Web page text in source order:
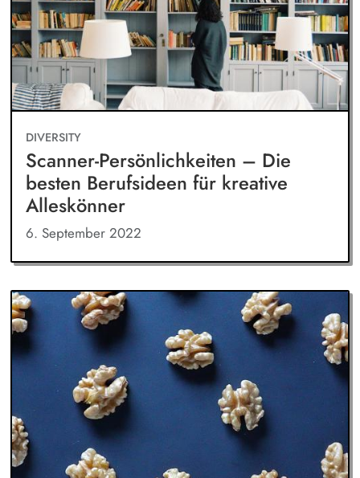
DIVERSITY
Scanner-Persönlichkeiten – Die
besten Berufsideen für kreative
Alleskönner
6. September 2022